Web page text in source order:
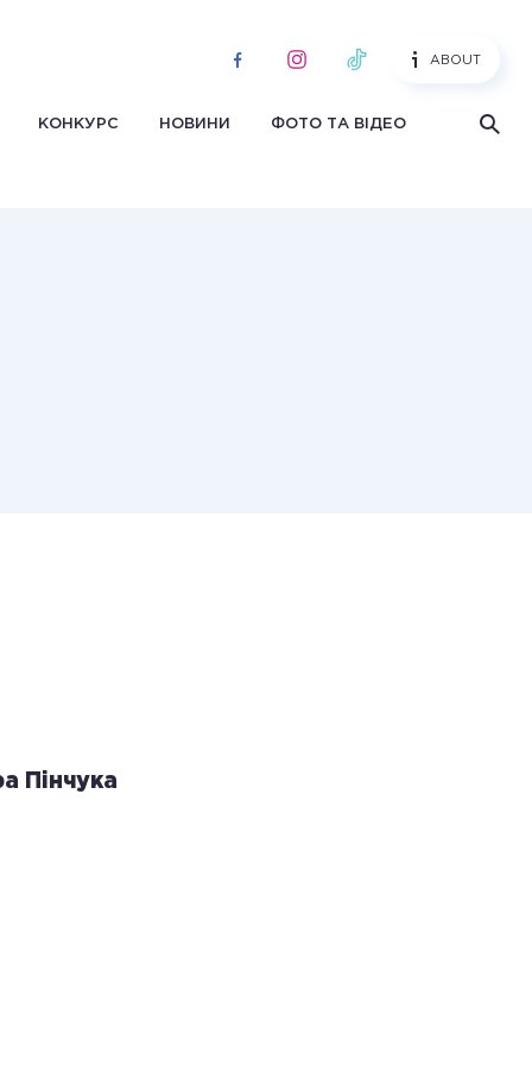
ABOUT
КОНКУРС НОВИНИ ФОТО ТА ВІДЕО
Пінчука